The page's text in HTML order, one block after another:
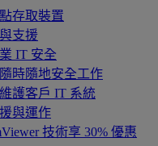
存取裝置
支援
IT 安全
隨時隨地安全工作
護客戶 IT 系統
與運作
技術享 30% 優惠